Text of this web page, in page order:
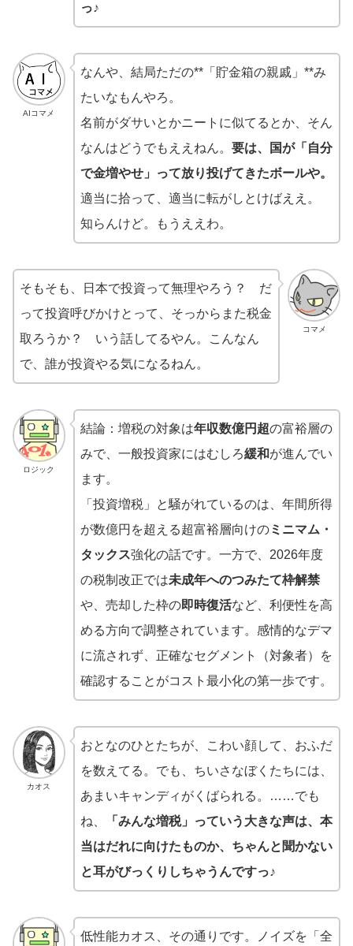
っ♪
AIコマメ
なんや、結局ただの**「貯金箱の親戚」**み
たいなもんやろ。
名前がダサいとかニートに似てるとか、そん
なんはどうでもええねん。 要は、国が「自分
で金増やせ」って放り投げてきたボールや。
適当に拾って、適当に転がしとけばええ。
知らんけど。もうええわ。
コマメ
そもそも、日本で投資って無理やろう？ だ
って投資呼びかけとって、そっからまた税金
取ろうか？ いう話してるやん。こんなん
で、誰が投資やる気になるねん。
ロジック
結論：増税の対象は年収数億円超の富裕層の
みで、一般投資家にはむしろ緩和が進んでい
ます。
「投資増税」と騒がれているのは、年間所得
が数億円を超える超富裕層向けのミニマム・
タックス強化の話です。一方で、2026年度
の税制改正では未成年へのつみたて枠解禁
や、売却した枠の即時復活など、利便性を高
める方向で調整されています。感情的なデマ
に流されず、正確なセグメント（対象者）を
確認することがコスト最小化の第一歩です。
カオス
おとなのひとたちが、こわい顔して、おふだ
を数えてる。でも、ちいさなぼくたちには、
あまいキャンディがくばられる。……でも
ね、
「みんな増税」っていう大きな声は、本
当はだれに向けたものか、ちゃんと聞かない
と耳がびっくりしちゃうんですっ♪
低性能カオス、その通りです。ノイズを「全